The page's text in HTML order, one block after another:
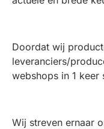
Doordat wij
leveranciers/
webshops in 1
Wij streven ernaar